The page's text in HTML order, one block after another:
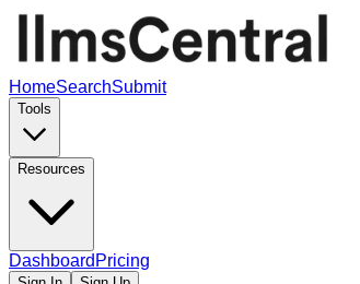
HomeSearchSubmit
Tools
Resources
Dashboard Pricing